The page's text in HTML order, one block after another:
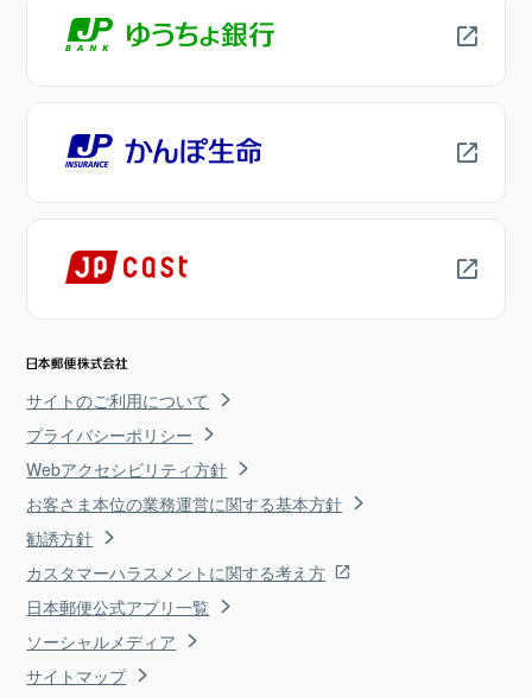
サイトのご利用について
プライバシーポリシー
Webアクセシビリティ方針
お客さま本位の業務運営に関する基本方針
勧誘方針
カスタマーハラスメントに関する考え方
日本郵便公式アプリ一覧
ソーシャルメディア
サイトマップ